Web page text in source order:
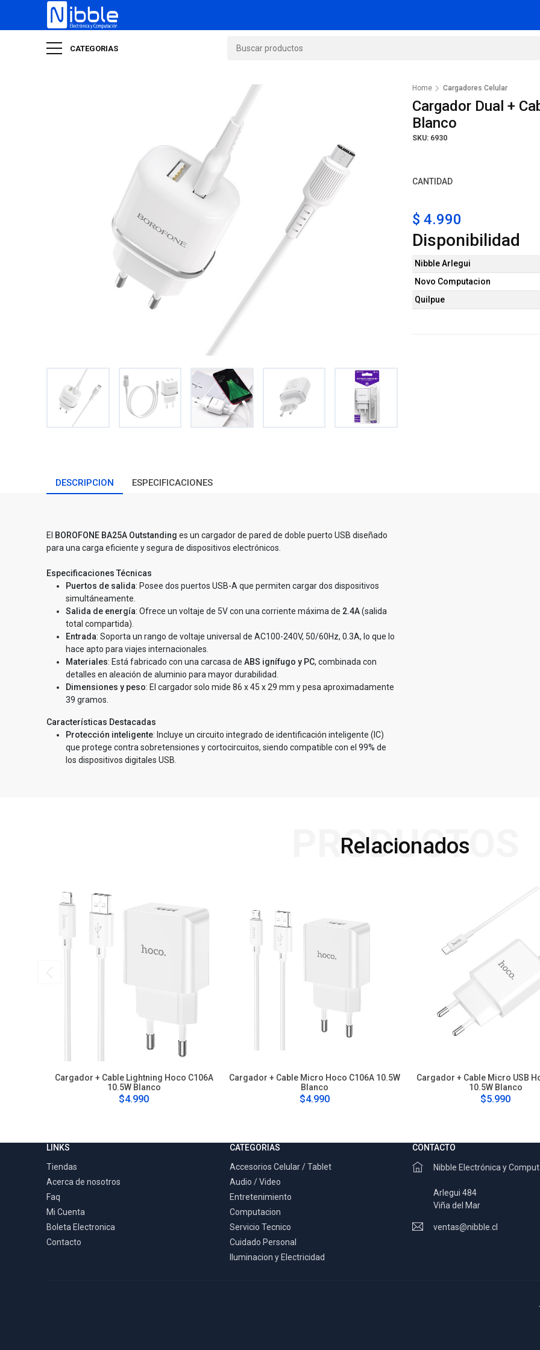
CATEGORIAS
Home Cargadores Celular
Cargador Dual +
Blanco
SKU: 6930
CANTIDAD
$ 4.990
Disponibilidad
Nibble Arlegui
Novo Computacion
Quilpue
DESCRIPCION ESPECIFICACIONES
El BOROFONE BA25A Outstanding es un cargador de pared de doble puerto USB diseñado
para una carga eficiente y segura de dispositivos electrónicos.
Especificaciones Técnicas
Puertos de salida: Posee dos puertos USB-A que permiten cargar dos dispositivos
simultáneamente.
Salida de energía: Ofrece un voltaje de 5V con una corriente máxima de 2.4A(salida
total compartida).
Entrada: Soporta un rango de voltaje universal de AC100-240V, 50/60Hz, 0.3A, lo que lo
hace apto para viajes internacionales.
Materiales: Está fabricado con una carcasa de ABS ignífugo y PC, combinada con
detalles en aleación de aluminio para mayor durabilidad.
Dimensiones y peso: El cargador solo mide 86 x 45 x 29 mm y pesa aproximadamente
39 gramos.
Características Destacadas
Protección inteligente: Incluye un circuito integrado de identificación inteligente (IC)
que protege contra sobretensiones y cortocircuitos, siendo compatible con el 99% de
los dispositivos digitales USB.
Relacionados
PRODUCTOS
Cargador + Cable Lightning Hoco C106A
10.5W Blanco
$4.990
Cargador + Cable Micro Hoco C106A 10.5W
Blanco
$4.990
Cargador + Cable Micro USB
10.5W Blanco
$5.990
LINKS
Tiendas
Acerca de nosotros
Faq
Mi Cuenta
Boleta Electronica
Contacto
CATEGORIAS
Accesorios Celular / Tablet
Audio / Video
Entretenimiento
Computacion
Servicio Tecnico
Cuidado Personal
Iluminacion y Electricidad
CONTACTO
Nibble Electrónica y
Arlegui 484
Viña del Mar
ventas@nibble.cl